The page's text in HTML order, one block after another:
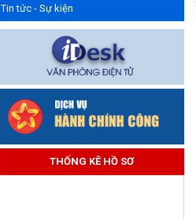
Tin tức - Sự kiện
THỐNG KÊ HỒ SƠ